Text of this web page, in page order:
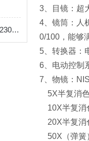
明慧正置金相显微镜MHML3230搭配摄像头MHS600用于观察硅片
3、目镜：超
4、镜筒：人
0/100，能够
5、转换器：
6、电动控制
7、物镜：
5X半复消
10X半复
20X半复
50X（弹